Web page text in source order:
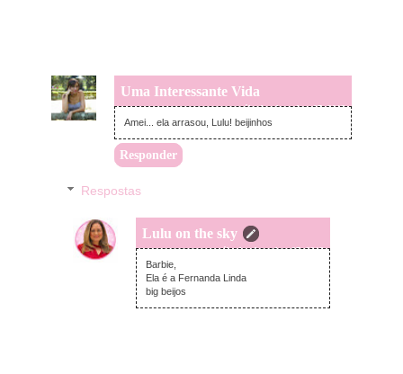
Uma Interessante Vida
sábado, dezembro 07, 2013
Amei... ela arrasou, Lulu! beijinhos
Responder
Respostas
Lulu on the sky
sábado, dezembro 07, 2013
Barbie,
Ela é a Fernanda Linda
big beijos